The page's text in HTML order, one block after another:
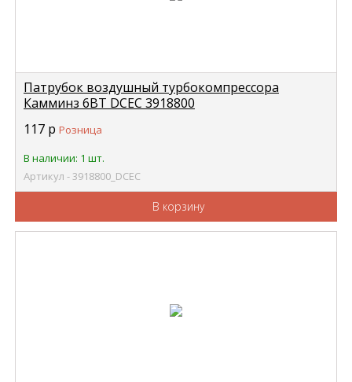
Патрубок воздушный турбокомпрессора
Камминз 6BT DCEC 3918800
117 р Розница
В наличии: 1 шт.
Артикул - 3918800_DCEC
В корзину